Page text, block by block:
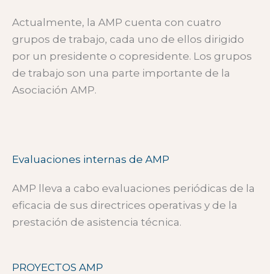
Actualmente, la AMP cuenta con cuatro
grupos de trabajo, cada uno de ellos dirigido
por un presidente o copresidente. Los grupos
de trabajo son una parte importante de la
Asociación AMP.
Evaluaciones internas de AMP
AMP lleva a cabo evaluaciones periódicas de la
eficacia de sus directrices operativas y de la
prestación de asistencia técnica.
PROYECTOS AMP